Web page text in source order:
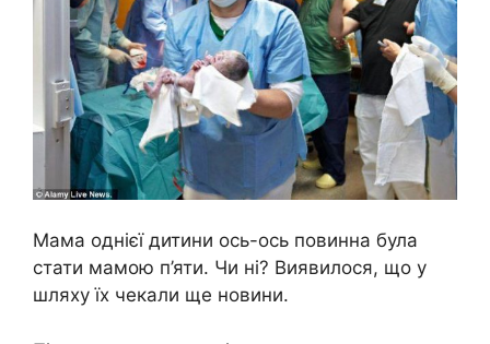
Мама однієї дитини ось-ось повинна була
стати мамою п’яти. Чи ні? Виявилося, що у
шляху їх чекали ще новини.